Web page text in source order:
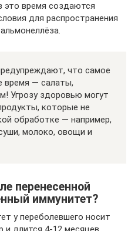
это время создаются
для распространения
что самое
время — салаты,
Угрозу здоровью могут
которые не
обработке — например,
молоко, овощи и
перенесенной
иммунитет?
у переболевшего носит